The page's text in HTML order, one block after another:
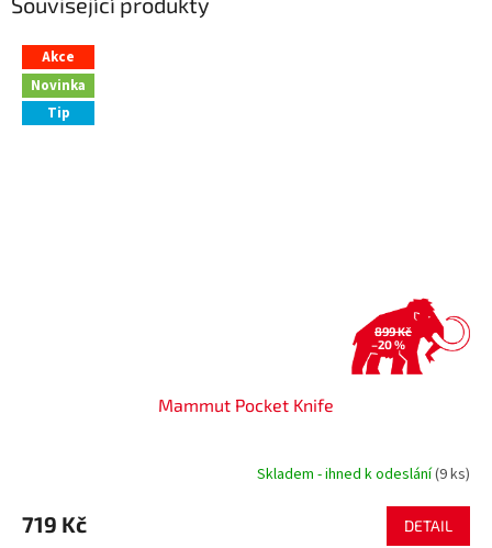
Akce
Novinka
Tip
899 Kč
–20 %
Mammut Pocket Knife
Skladem - ihned k odeslání(9 ks)
719 Kč DETAIL